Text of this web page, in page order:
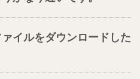
イルをダウンロードした